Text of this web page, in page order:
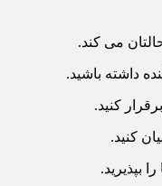
می کند.
داشته باشید.
کنید.
کنید.
بپذیرید.